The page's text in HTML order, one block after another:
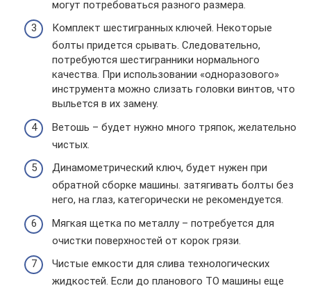
могут потребоваться разного размера.
Комплект шестигранных ключей. Некоторые
болты придется срывать. Следовательно,
потребуются шестигранники нормального
качества. При использовании «одноразового»
инструмента можно слизать головки винтов, что
выльется в их замену.
Ветошь – будет нужно много тряпок, желательно
чистых.
Динамометрический ключ, будет нужен при
обратной сборке машины. затягивать болты без
него, на глаз, категорически не рекомендуется.
Мягкая щетка по металлу – потребуется для
очистки поверхностей от корок грязи.
Чистые емкости для слива технологических
жидкостей. Если до планового ТО машины еще